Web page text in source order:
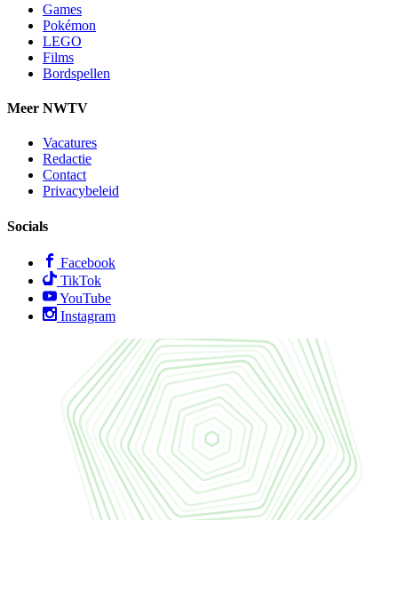
Games
Pokémon
LEGO
Films
Bordspellen
Meer NWTV
Vacatures
Redactie
Contact
Privacybeleid
Socials
Facebook
TikTok
YouTube
Instagram